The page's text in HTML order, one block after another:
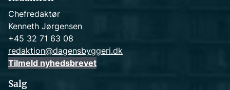
Chefredaktør
Kenneth Jørgensen
+45 32 71 63 08
redaktion@dagensbyggeri.dk
Tilmeld nyhedsbrevet
Salg